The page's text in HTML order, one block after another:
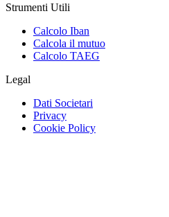
Strumenti Utili
Calcolo Iban
Calcola il mutuo
Calcolo TAEG
Legal
Dati Societari
Privacy
Cookie Policy